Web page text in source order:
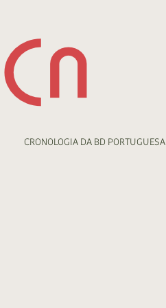
CRONOLOGIA DA BD PORTUGUESA